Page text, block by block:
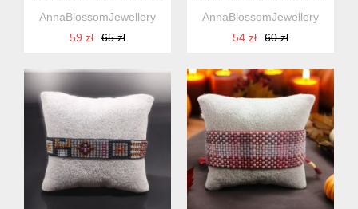
AnnaBlossomJewellery
59 zł
65 zł
AnnaBlossomJewellery
54 zł
60 zł